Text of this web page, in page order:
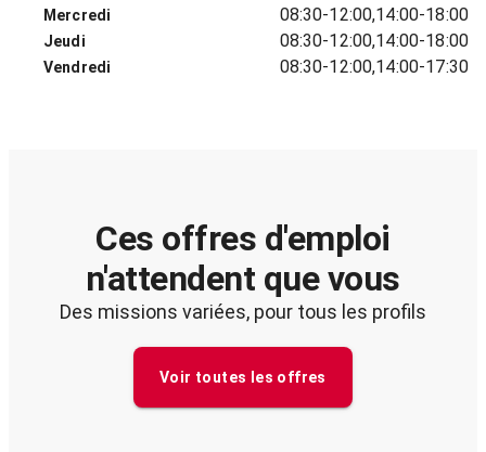
Mercredi 08:30-12:00,14:00-18:00
Jeudi 08:30-12:00,14:00-18:00
Vendredi 08:30-12:00,14:00-17:30
Ces offres d'emploi
n'attendent que vous
Des missions variées, pour tous les profils
Voir toutes les offres